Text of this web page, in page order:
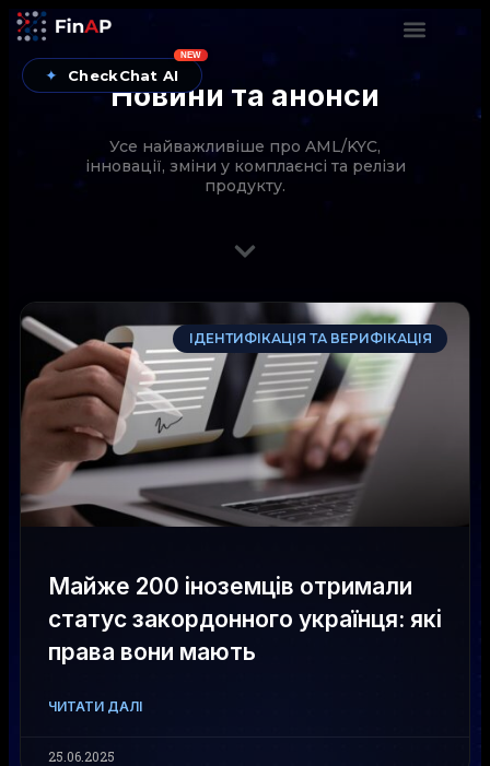
✦ CheckChat AI
NEW
Новини та анонси
Усе найважливіше про AML/KYC,
інновації, зміни у комплаєнсі та релізи
продукту.
ІДЕНТИФІКАЦІЯ ТА ВЕРИФІКАЦІЯ
Майже 200 іноземців отримали
статус закордонного українця: які
права вони мають
ЧИТАТИ ДАЛІ
25.06.2025